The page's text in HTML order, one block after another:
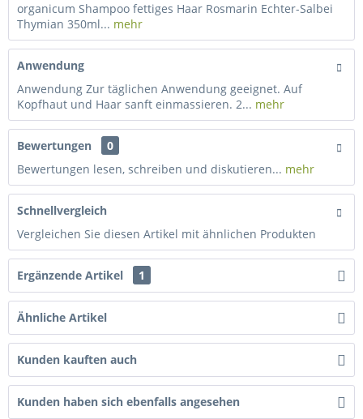
organicum Shampoo fettiges Haar Rosmarin Echter-Salbei
Thymian 350ml... mehr
Anwendung
Anwendung Zur täglichen Anwendung geeignet. Auf
Kopfhaut und Haar sanft einmassieren. 2... mehr
Bewertungen
0
Bewertungen lesen, schreiben und diskutieren... mehr
Schnellvergleich
Vergleichen Sie diesen Artikel mit ähnlichen Produkten
Ergänzende Artikel 1
Ähnliche Artikel
Kunden kauften auch
Kunden haben sich ebenfalls angesehen